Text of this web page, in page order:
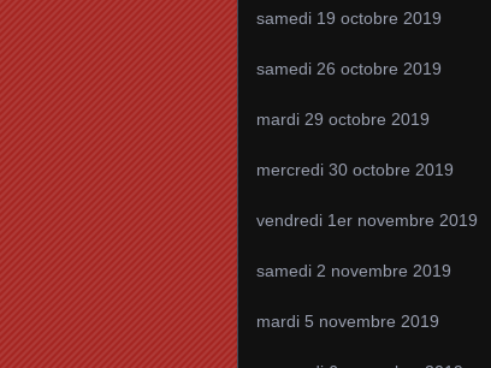
samedi 19 octobre 2019
samedi 26 octobre 2019
mardi 29 octobre 2019
mercredi 30 octobre 2019
vendredi 1er novembre 2019
samedi 2 novembre 2019
mardi 5 novembre 2019